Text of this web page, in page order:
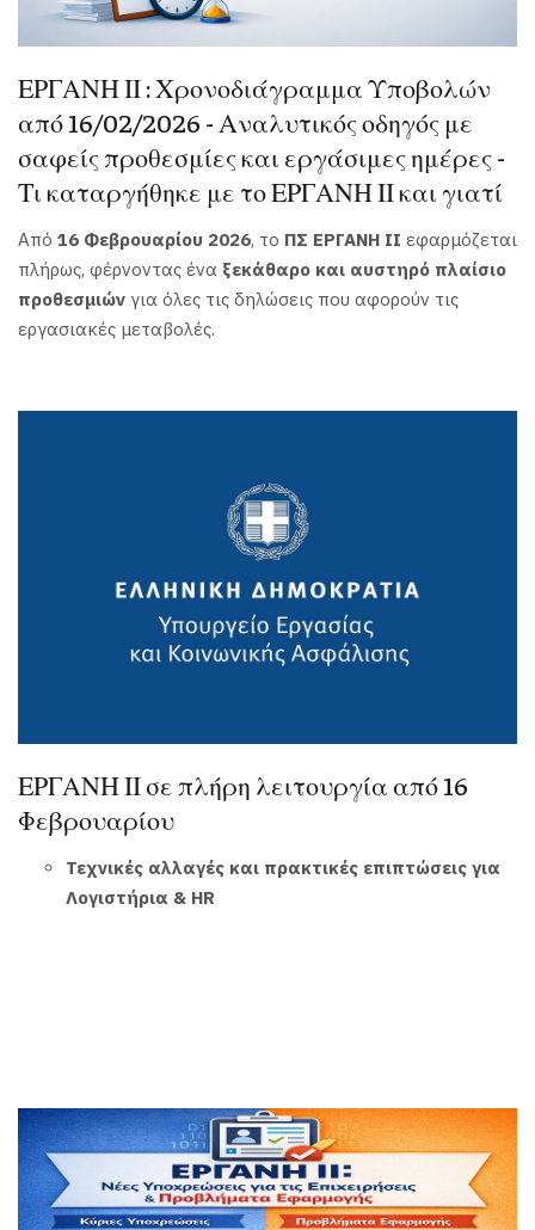
ΕΡΓΑΝΗ ΙΙ : Χρονοδιάγραμμα Υποβολών
από 16/02/2026 - Αναλυτικός οδηγός με
σαφείς προθεσμίες και εργάσιμες ημέρες -
Τι καταργήθηκε με το ΕΡΓΑΝΗ ΙΙ και γιατί
Από 16 Φεβρουαρίου 2026, το ΠΣ ΕΡΓΑΝΗ ΙΙ εφαρμόζεται
πλήρως, φέρνοντας ένα ξεκάθαρο και αυστηρό πλαίσιο
προθεσμιών για όλες τις δηλώσεις που αφορούν τις
εργασιακές μεταβολές.
ΕΡΓΑΝΗ ΙΙ σε πλήρη λειτουργία από 16
Φεβρουαρίου
Τεχνικές αλλαγές και πρακτικές επιπτώσεις για
Λογιστήρια & HR